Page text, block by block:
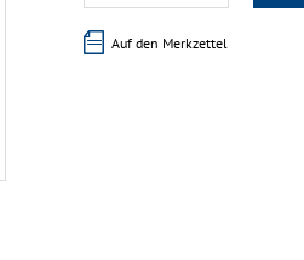
Auf den Merkzettel